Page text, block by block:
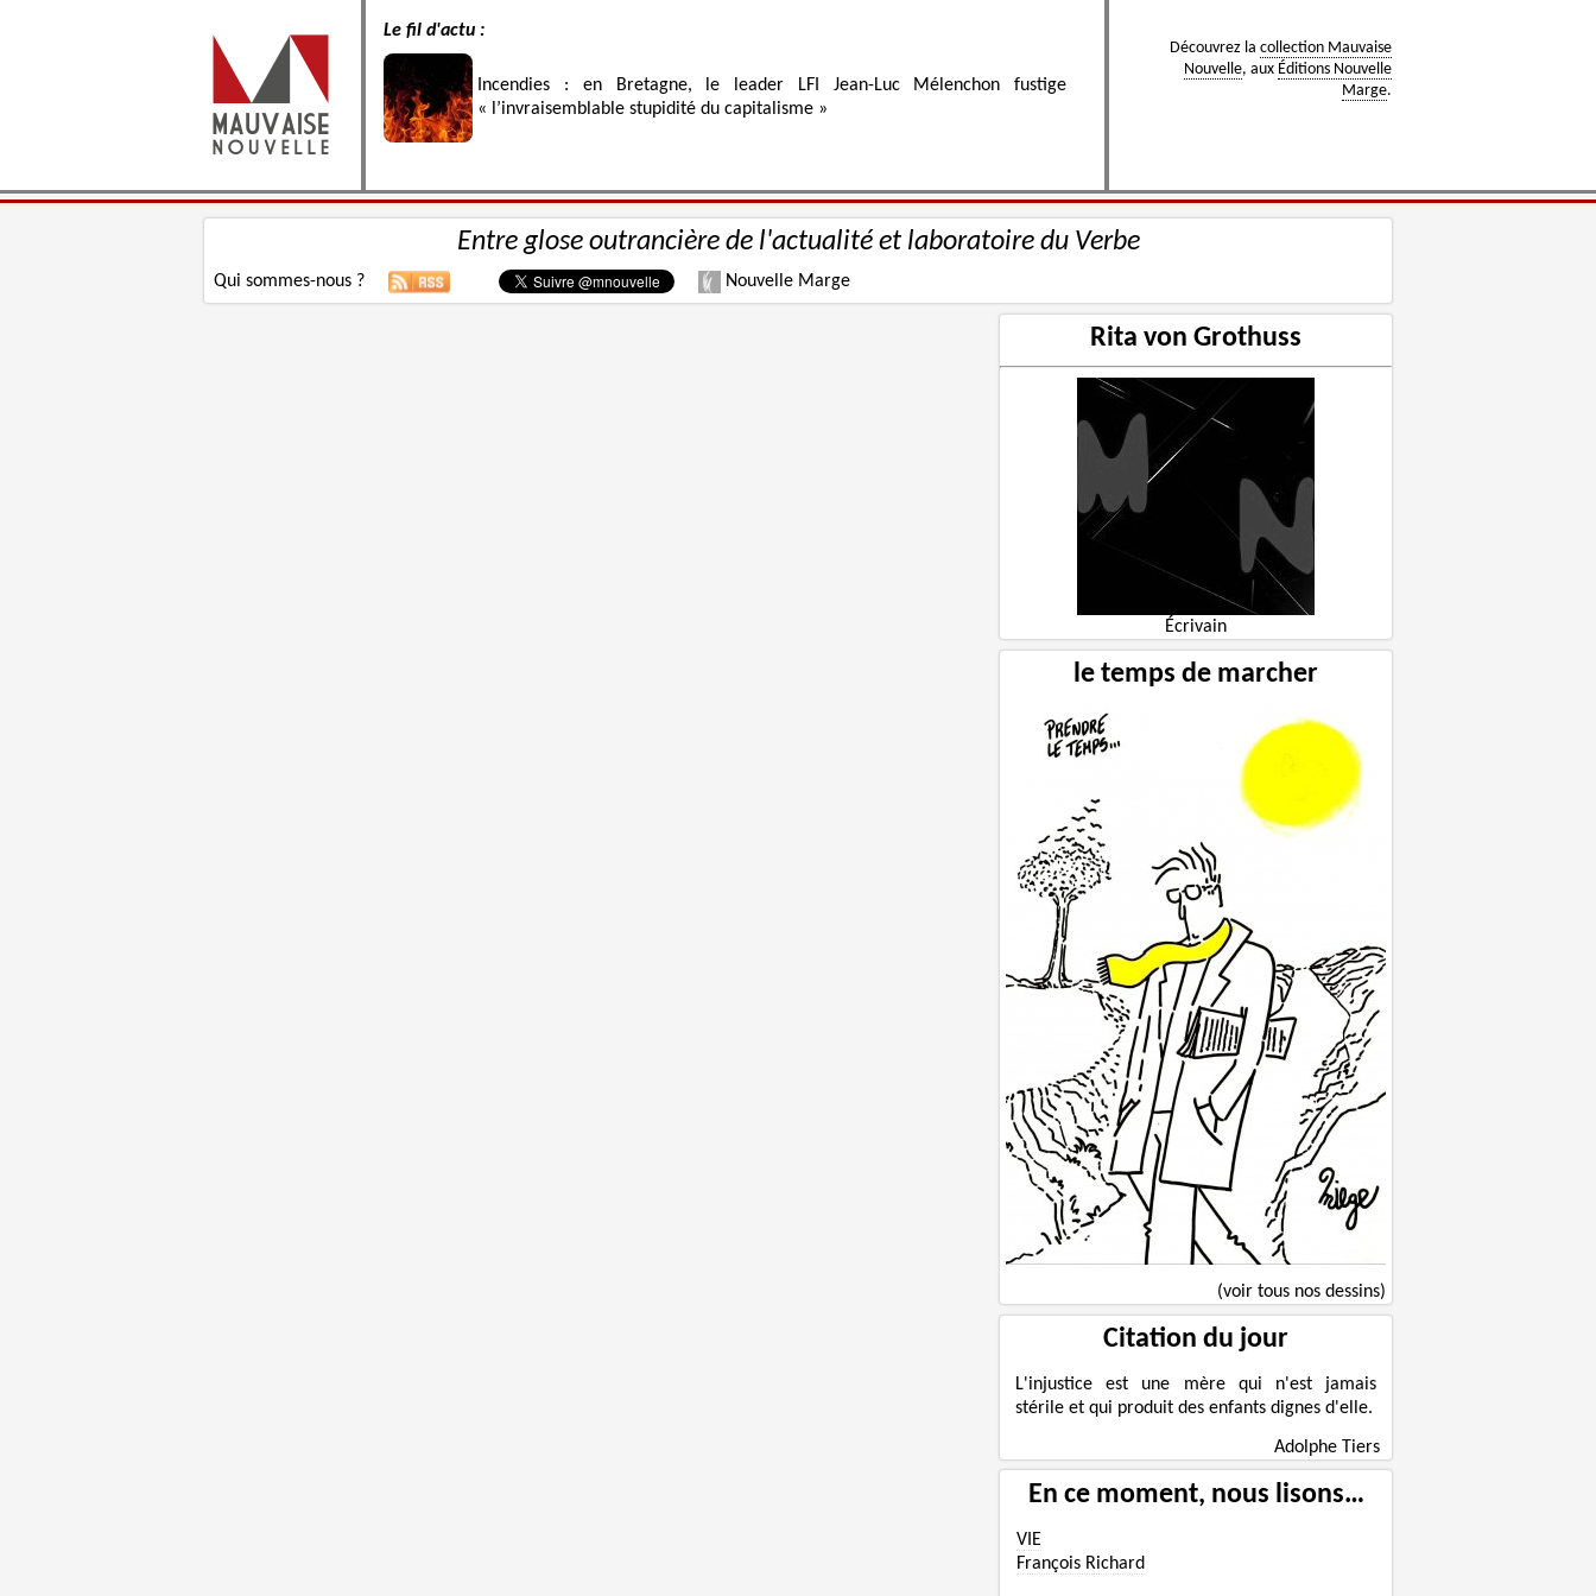
Le fil d'actu :
Incendies : en Bretagne, le leader LFI Jean-Luc Mélenchon fustige
« l’invraisemblable stupidité du capitalisme »
Découvrez la collection Mauvaise
Nouvelle, aux Éditions Nouvelle
Marge.
Entre glose outrancière de l'actualité et laboratoire du Verbe
Qui sommes-nous ? Nouvelle Marge
Rita von Grothuss
Écrivain
le temps de marcher
(voir tous nos dessins)
Citation du jour
L'injustice est une mère qui n'est jamais
stérile et qui produit des enfants dignes d'elle.
Adolphe Tiers
En ce moment, nous lisons…
VIE
François Richard